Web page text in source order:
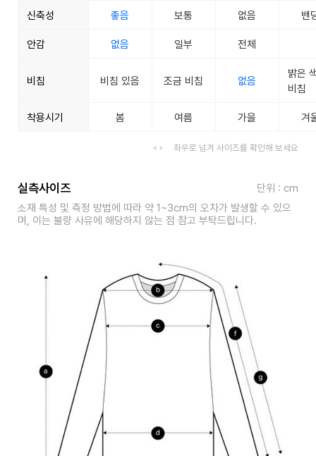
신축성 좋음 보통 없음 밴
안감 없음 일부 전체
비침 비침 있음 조금 비침 없음
밝은
비침
착용시기 봄 여름 가을 겨
좌우로 넘겨 사이즈를 확인해 보세요
실측사이즈
단위 : cm
소재 특성 및 측정 방법에 따라 약 1~3cm의 오차가 발생할 수 있으
며, 이는 불량 사유에 해당하지 않는 점 참고 부탁드립니다.